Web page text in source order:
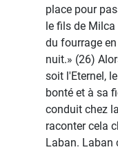
place pour
le fils de Milca
du fourrage
nuit.» (26)
soit l'Eternel,
bonté et à sa
conduit chez
raconter cela
Laban. Laban